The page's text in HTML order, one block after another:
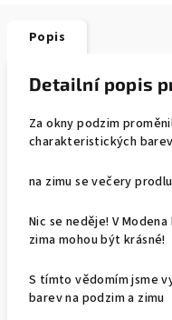
Popis
Detailní popis
Za okny podzim
charakteristických
na zimu se večery
Nic se neděje! V
zima mohou být krásné!
S tímto vědomím jsme
barev na podzim a zimu